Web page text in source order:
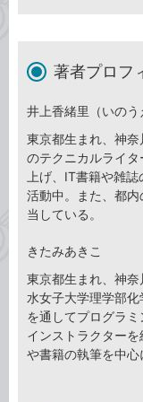
著者プロフ
井上香緒里（いのう
東京都生まれ、神
のテクニカルライ
上げ、IT書籍や雑
活動中。また、都
当している。
きたみあきこ
東京都生まれ、神
水女子大学理学部
を通してプログラ
インストラクター
や書籍の執筆を中心